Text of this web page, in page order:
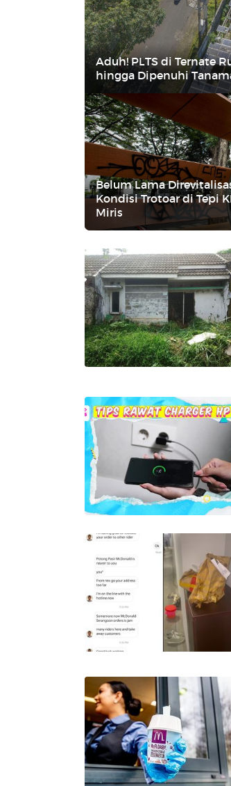
Aduh! PLTS di Ternate
hingga Dipenuhi
Belum Lama
Kondisi Trotoar di Tepi
Miris